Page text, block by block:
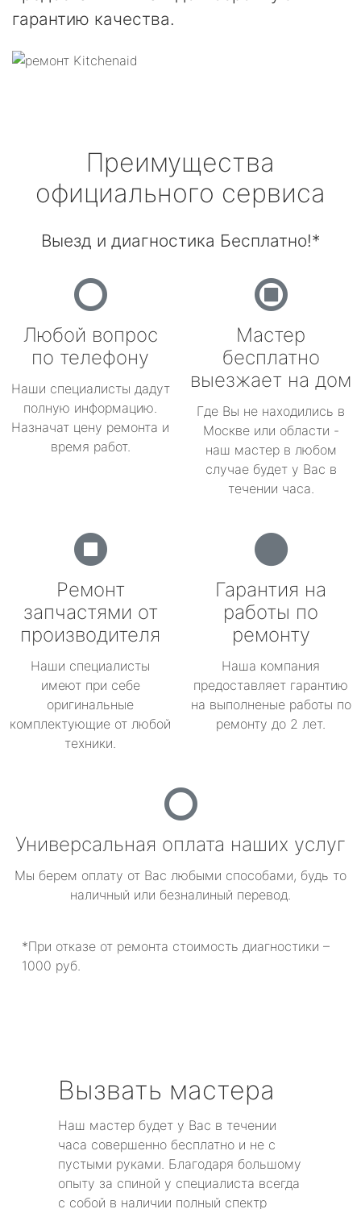
гарантию качества.
Преимущества
официального сервиса
Выезд и диагностика Бесплатно!*
Любой вопрос
по телефону
Наши специалисты дадут
полную информацию.
Назначат цену ремонта и
время работ.
Мастер
бесплатно
выезжает на дом
Где Вы не находились в
Москве или области -
наш мастер в любом
случае будет у Вас в
течении часа.
Ремонт
запчастями от
производителя
Наши специалисты
имеют при себе
оригинальные
комплектующие от любой
техники.
Гарантия на
работы по
ремонту
Наша компания
предоставляет гарантию
на выполненые работы по
ремонту до 2 лет.
Универсальная оплата наших услуг
Мы берем оплату от Вас любыми способами, будь то
наличный или безналиный перевод.
*При отказе от ремонта стоимость диагностики –
1000 руб.
Вызвать мастера
Наш мастер будет у Вас в течении
часа совершенно бесплатно и не с
пустыми руками. Благодаря большому
опыту за спиной у специалиста всегда
с собой в наличии полный спектр